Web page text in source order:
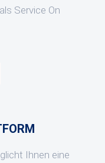
Service On
Ihnen eine